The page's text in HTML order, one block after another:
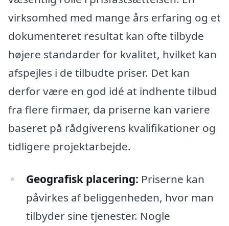
virksomhed med mange års erfaring og et
dokumenteret resultat kan ofte tilbyde
højere standarder for kvalitet, hvilket kan
afspejles i de tilbudte priser. Det kan
derfor være en god idé at indhente tilbud
fra flere firmaer, da priserne kan variere
baseret på rådgiverens kvalifikationer og
tidligere projektarbejde.
Geografisk placering: Priserne kan
påvirkes af beliggenheden, hvor man
tilbyder sine tjenester. Nogle